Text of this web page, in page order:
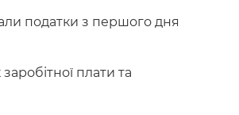
податки з першого дня
плати та